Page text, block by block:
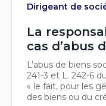
Dirigeant de
La
cas d’abus
L’abus de biens
241-3 et L. 242-6
« le fait, pour les
des biens ou du